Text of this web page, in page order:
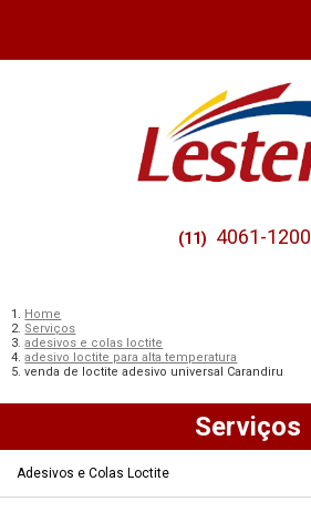
(11) 4061-1200
Home
Serviços
adesivos e colas loctite
adesivo loctite para alta temperatura
venda de loctite adesivo universal Carandiru
Serviços
Adesivos e Colas Loctite